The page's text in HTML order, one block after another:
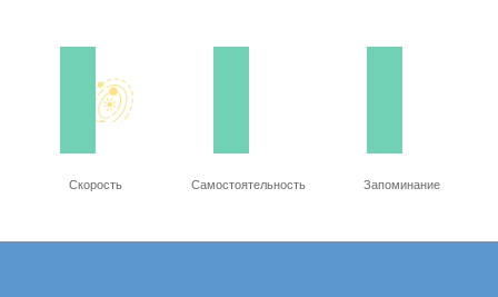
Скорость Самостоятельность Запоминание